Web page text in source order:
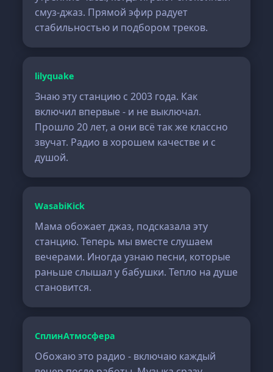
смуз-джаз. Прямой эфир радует
стабильностью и подбором треков.
lilyquake
Знаю эту станцию с 2003 года. Как
включил впервые - и не выключал.
Прошло 20 лет, а они всё так же классно
звучат. Радио в хорошем качестве и с
душой.
WasabiKick
Мама обожает джаз, подсказала эту
станцию. Теперь мы вместе слушаем
вечерами. Иногда узнаю песни, которые
раньше слышал у бабушки. Тепло на душе
становится.
СплинАтмосфера
Обожаю это радио - включаю каждый